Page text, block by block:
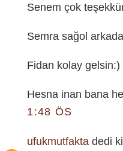
Senem çok
Semra sağol
Fidan kolay gelsin:)
Hesna inan bana
1:48 ÖS
ufukmutfakta dedi